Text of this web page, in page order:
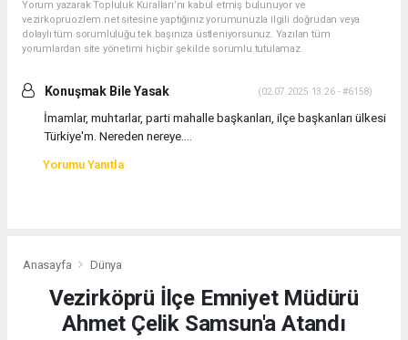
Yorum yazarak Topluluk Kuralları’nı kabul etmiş bulunuyor ve
vezirkopruozlem.net sitesine yaptığınız yorumunuzla ilgili doğrudan veya
dolaylı tüm sorumluluğu tek başınıza üstleniyorsunuz. Yazılan tüm
yorumlardan site yönetimi hiçbir şekilde sorumlu tutulamaz.
Konuşmak Bile Yasak (02.07.2025 13:26 - #6158)
İmamlar, muhtarlar, parti mahalle başkanları, ilçe başkanları ülkesi
Türkiye'm. Nereden nereye....
Yorumu Yanıtla
Anasayfa Dünya
Vezirköprü İlçe Emniyet Müdürü
Ahmet Çelik Samsun'a Atandı